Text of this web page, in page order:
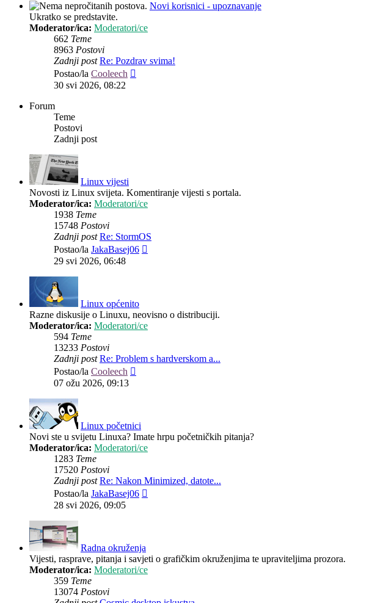
Novi korisnici - upoznavanje
Ukratko se predstavite.
Moderator/ica: Moderatori/ce
662 Teme
8963 Postovi
Zadnji post Re: Pozdrav svima!
Postao/la Cooleech
30 svi 2026, 08:22
Forum
Teme
Postovi
Zadnji post
Linux vijesti
Novosti iz Linux svijeta. Komentiranje vijesti s portala.
Moderator/ica: Moderatori/ce
1938 Teme
15748 Postovi
Zadnji post Re: StormOS
Postao/la JakaBasej06
29 svi 2026, 06:48
Linux općenito
Razne diskusije o Linuxu, neovisno o distribuciji.
Moderator/ica: Moderatori/ce
594 Teme
13233 Postovi
Zadnji post Re: Problem s hardverskom a...
Postao/la Cooleech
07 ožu 2026, 09:13
Linux početnici
Novi ste u svijetu Linuxa? Imate hrpu početničkih pitanja?
Moderator/ica: Moderatori/ce
1283 Teme
17520 Postovi
Zadnji post Re: Nakon Minimized, datote...
Postao/la JakaBasej06
28 svi 2026, 09:05
Radna okruženja
Vijesti, rasprave, pitanja i savjeti o grafičkim okruženjima te upraviteljima prozora.
Moderator/ica: Moderatori/ce
359 Teme
13074 Postovi